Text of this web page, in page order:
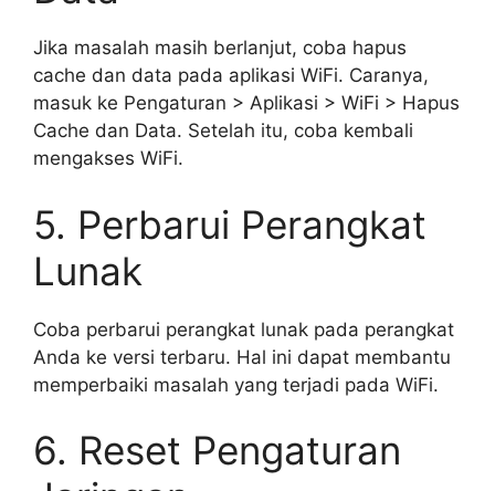
Jika masalah masih berlanjut, coba hapus
cache dan data pada aplikasi WiFi. Caranya,
masuk ke Pengaturan > Aplikasi > WiFi > Hapus
Cache dan Data. Setelah itu, coba kembali
mengakses WiFi.
5. Perbarui Perangkat
Lunak
Coba perbarui perangkat lunak pada perangkat
Anda ke versi terbaru. Hal ini dapat membantu
memperbaiki masalah yang terjadi pada WiFi.
6. Reset Pengaturan